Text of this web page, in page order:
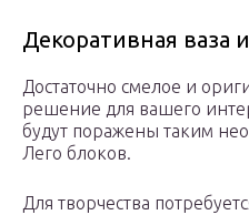
Декоративная ваза
Достаточно смелое и
решение для вашего
будут поражены таким
Лего блоков.
Для творчества